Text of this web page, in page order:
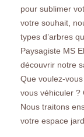
pour sublimer
votre souhait,
types d’arbres
Paysagiste MS
découvrir notre
Que voulez-
vous véhiculer ?
Nous traitons
votre espace